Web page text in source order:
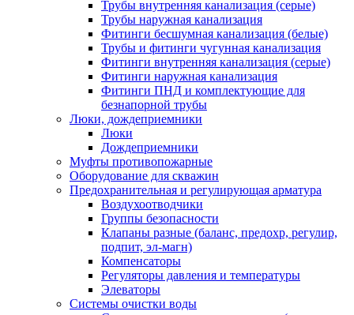
Трубы внутренняя канализация (серые)
Трубы наружная канализация
Фитинги бесшумная канализация (белые)
Трубы и фитинги чугунная канализация
Фитинги внутренняя канализация (серые)
Фитинги наружная канализация
Фитинги ПНД и комплектующие для
безнапорной трубы
Люки, дождеприемники
Люки
Дождеприемники
Муфты противопожарные
Оборудование для скважин
Предохранительная и регулирующая арматура
Воздухоотводчики
Группы безопасности
Клапаны разные (баланс, предохр, регулир,
подпит, эл-магн)
Компенсаторы
Регуляторы давления и температуры
Элеваторы
Системы очистки воды